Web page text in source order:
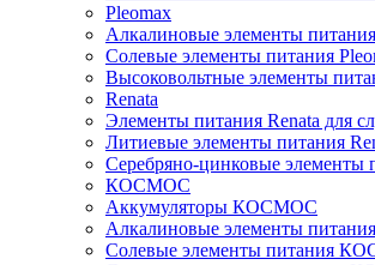
Pleomax
Алкалиновые элементы
Солевые элементы питания
Высоковольтные элементы
Renata
Элементы питания Renata для
Литиевые элементы питания
Серебряно-цинковые элементы
КОСМОС
Аккумуляторы КОСМОС
Алкалиновые элементы
Солевые элементы питания